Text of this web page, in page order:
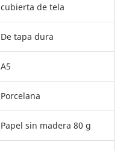
cubierta de tela
De tapa dura
A5
Porcelana
Papel sin madera 80 g